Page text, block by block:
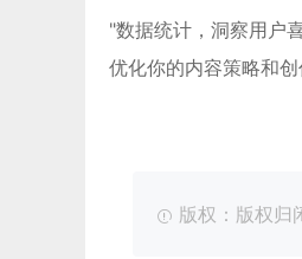
"数据统计，洞察用户
优化你的内容策略和
版权：版权